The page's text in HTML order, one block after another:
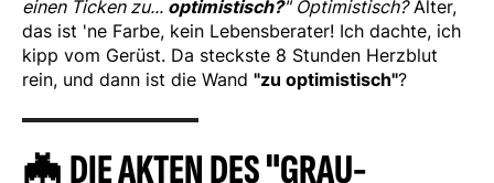
einen Ticken zu... optimistisch?" Optimistisch?Alter,
das ist 'ne Farbe, kein Lebensberater! Ich dachte, ich
kipp vom Gerüst. Da steckste 8 Stunden Herzblut
rein, und dann ist die Wand "zu optimistisch"?
🦇 DIE AKTEN DES "GRAU-